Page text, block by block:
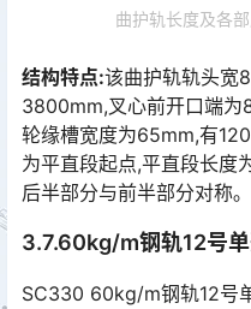
曲护轨长度及各
结构特点:该曲护轨轨头宽
3800mm,叉心前开口端为
轮缘槽宽度为65mm,有
为平直段起点,平直段长度
后半部分与前半部分对称｡󠅅󠅃󠄵󠅂󠄪󠇖󠆨󠆨󠇕󠆞󠆒󠅬󠇘󠆭󠆘󠇙󠆝󠅵󠇗󠆭󠆁󠄐󠇗󠅹󠅸󠇖󠆍󠅳󠇖󠅹󠅰󠇖󠆌󠅹
3.7.60kg/m钢轨12号
SC330 60kg/m钢轨12号